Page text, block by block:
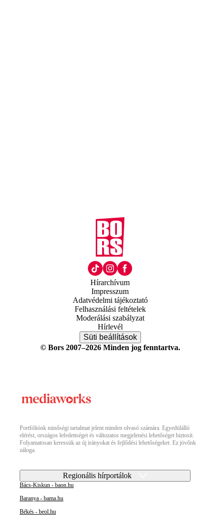
Hírarchívum
Impresszum
Adatvédelmi tájékoztató
Felhasználási feltételek
Moderálási szabályzat
Hírlevél
Süti beállítások
© Bors 2007–2026 Minden jog fenntartva.
Portfóliónk minőségi tartalmat jelent minden olvasó számára. Egyedülálló
elérést, országos lefedettséget és változatos megjelenési lehetőséget biztosít.
Folyamatosan keressük az új irányokat és fejlődési lehetőségeket. Ez jövőnk
záloga.
Regionális hírportálok
Bács-Kiskun - baon.hu
Baranya - bama.hu
Békés - beol.hu